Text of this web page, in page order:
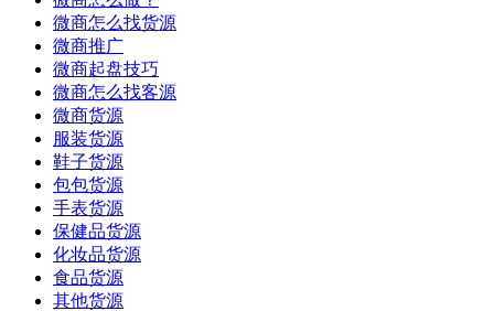
微商怎么找货源
微商推广
微商起盘技巧
微商怎么找客源
微商货源
服装货源
鞋子货源
包包货源
手表货源
保健品货源
化妆品货源
食品货源
其他货源